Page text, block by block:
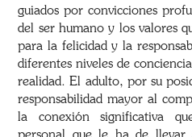
guiados por convicciones
del ser humano y los valores
para la felicidad y la
diferentes niveles de
realidad. El adulto, por su
responsabilidad mayor al
la conexión significativa